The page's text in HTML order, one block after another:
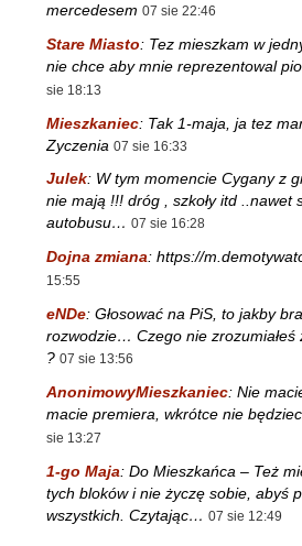
mercedesem 07 sie 22:46
Stare Miasto: Tez mieszkam w
nie chce aby mnie reprezentowal
sie 18:13
Mieszkaniec: Tak 1-maja, ja tez
Zyczenia 07 sie 16:33
Julek: W tym momencie Cygany z
nie mają !!! dróg , szkoły itd ..nawet
autobusu… 07 sie 16:28
Dojna zmiana: https://
15:55
eNDe: Głosować na PiS, to jakby
rozwodzie… Czego nie zrozumiałeś
? 07 sie 13:56
AnonimowyMieszkaniec: Nie
macie premiera, wkrótce nie
sie 13:27
1-go Maja: Do Mieszkańca – Też
tych bloków i nie życzę sobie, abyś
wszystkich. Czytając… 07 sie 12:49